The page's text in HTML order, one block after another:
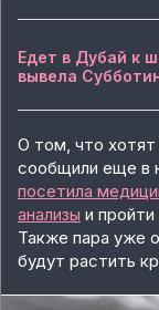
Едет в Дубай к
вывела
О том, что хотят
сообщили еще в
посетила
анализы и
Также пара уже
будут растить